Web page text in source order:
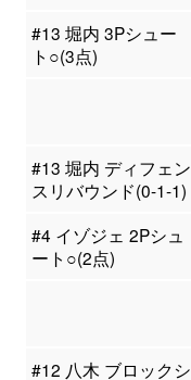
#13 堀内 3Pシュー
ト○(3点)
#13 堀内 ディフェン
スリバウンド(0-1-1)
#4 イゾジェ 2Pシュ
ート○(2点)
#12 八木 ブロックシ